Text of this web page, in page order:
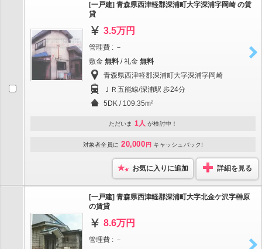
[一戸建] 青森県西津軽郡深浦町大字深浦字岡崎 の賃
貸
3.5万円
管理費 : －
敷金 無料 / 礼金 無料
青森県西津軽郡深浦町大字深浦字岡崎
ＪＲ五能線/深浦駅 歩24分
5DK / 109.35m²
ただいま 1人 が検討中！
対象者全員に 20,000 円 キャッシュバック!
お気に入りに追加 詳細を見る
[一戸建] 青森県西津軽郡深浦町大字北金ケ沢字榊原
の賃貸
8.6万円
管理費 : －